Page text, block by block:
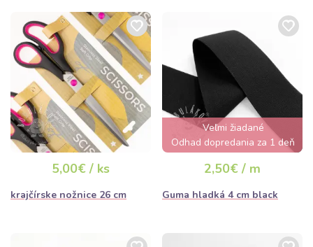
5,00€ / ks
krajčírske nožnice 26 cm
Veľmi žiadané
Odhad dopredania za 1 deň
2,50€ / m
Guma hladká 4 cm black